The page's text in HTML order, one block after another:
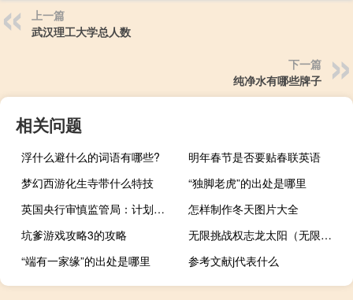
上一篇
武汉理工大学总人数
下一篇
纯净水有哪些牌子
相关问题
浮什么避什么的词语有哪些?
明年春节是否要贴春联英语
梦幻西游化生寺带什么特技
“独脚老虎”的出处是哪里
英国央行审慎监管局：计划在2025年进行一项动态的综合保险压力测试
怎样制作冬天图片大全
坑爹游戏攻略3的攻略
无限挑战权志龙太阳（无限挑战权志龙）
“端有一家缘”的出处是哪里
参考文献j代表什么